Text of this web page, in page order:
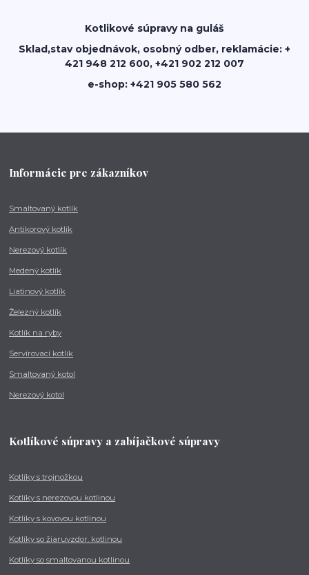
Kotlikové súpravy na guláš
Sklad,stav objednávok, osobný odber, reklamácie: +
421 948 212 600, +421 902 212 007
e-shop: +421 905 580 562
Informácie pre zákazníkov
Smaltovaný kotlík
Antikorový kotlík
Nerezový kotlík
Medený kotlík
Liatinový kotlík
Železný kotlík
Kotlík na ryby
Servírovací kotlík
Smaltovaný kotol
Nerezový kotol
Kotlíkové súpravy a zabíjačkové súpravy
Kotlíky s trojnožkou
Kotlíky s nerezovou kotlinou
Kotlíky s kovovou kotlinou
Kotlíky so žiaruvzdor. kotlinou
Kotlíky so smaltovanou kotlinou